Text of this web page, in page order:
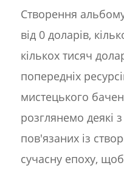
Створення
від 0 доларів,
кількох тисяч
попередніх
мистецького
розглянемо деякі
пов'язаних із
сучасну епоху,